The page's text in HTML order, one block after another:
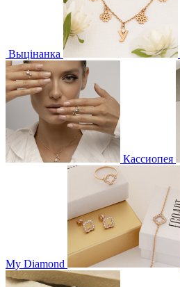
Выцінанка
Кассиопея
My Diamond